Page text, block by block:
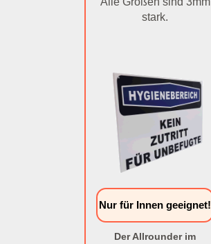
stark.
Nur für Innen geeignet!
Der Allrounder im